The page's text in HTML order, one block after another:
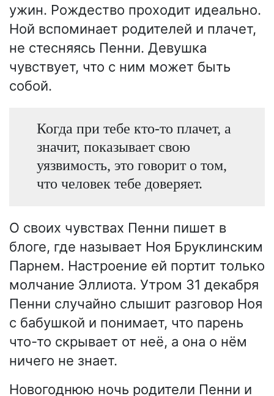
ужин. Рождество проходит идеально.
Ной вспоминает родителей и плачет,
не стесняясь Пенни. Девушка
чувствует, что с ним может быть
собой.
Когда при тебе кто-то плачет, а
значит, показывает свою
уязвимость, это говорит о том,
что человек тебе доверяет.
О своих чувствах Пенни пишет в
блоге, где называет Ноя Бруклинским
Парнем. Настроение ей портит только
молчание Эллиота. Утром 31 декабря
Пенни случайно слышит разговор Ноя
с бабушкой и понимает, что парень
что-то скрывает от неё, а она о нём
ничего не знает.
Новогоднюю ночь родители Пенни и